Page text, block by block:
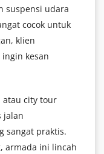
suspensi udara
cocok untuk
klien
kesan
atau city tour
jalan
sangat praktis.
armada ini lincah